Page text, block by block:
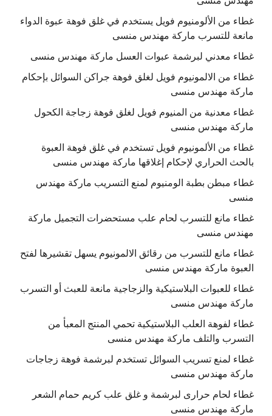
غطاء من الألومنيوم فويل يستخدم في غلق فوهة عبوة الدواء
مانعة للتسرب ماركة مهندس منسى
غطاء معدني لبرشمة عبوات العسل ماركة مهندس منسى
غطاء من الالمونيوم فويل لغلق فوهة جراكن السوائل بإحكام
ماركة مهندس منسى
غطاء معدنية من المنيوم فويل لغلق فوهة زجاجة الكحول
ماركة مهندس منسى
غطاء من الألمونيوم فويل تستخدم في غلق فوهة العبوة
بالحث الحراري لإحكام إغلاقها ماركة مهندس منسى
غطاء مبطن بطبة الومنيوم لمنع التسريب ماركة مهندس
منسى
غطاء مانع للتسرب لحام علب مستحضرات التجميل ماركة
مهندس منسى
غطاء مانع للتسرب من رقائق الالمونيوم يسهل تقشيرها لفتح
العبوة ماركة مهندس منسى
غطاء للعبوات البلاستيكية والزجاجية مانعة للعبث أو التسرب
ماركة مهندس منسى
غطاء لفوهة العلب البلاستيكية تحمي المنتج المعبأ من
التسرب والتلف ماركة مهندس منسى
غطاء لمنع تسريب السوائل تستخدم لبرشمة فوهة زجاجات
ماركة مهندس منسى
غطاء لحام حرارى لبرشمة و غلق علب كريم حمام الشعر
ماركة مهندس منسى